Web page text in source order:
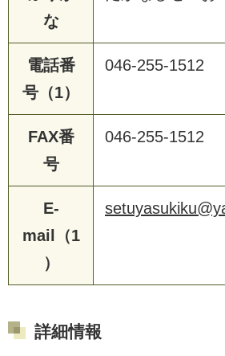
な
電話番
号（1）
046-255-1512
FAX番
号
046-255-1512
E-
mail（1
）
詳細情報